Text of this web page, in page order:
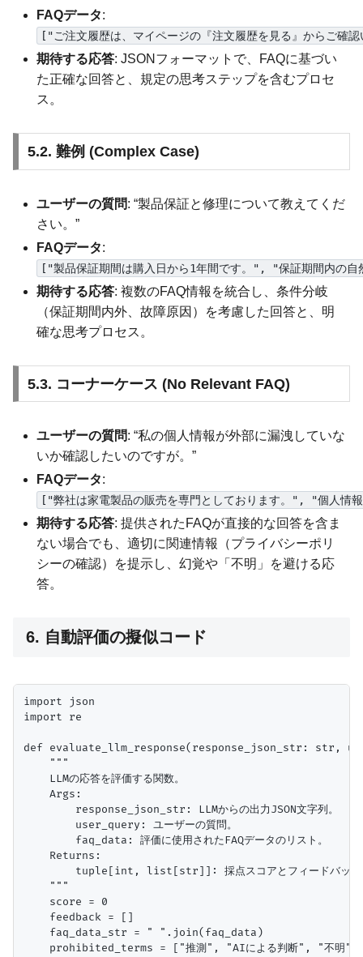
FAQデータ:
["ご注文履歴は、マイページの『注文履歴を見る』からご確
期待する応答: JSONフォーマットで、FAQに基づい
た正確な回答と、規定の思考ステップを含むプロセ
ス。
5.2. 難例 (Complex Case)
ユーザーの質問: “製品保証と修理について教えてくだ
さい。”
FAQデータ:
["製品保証期間は購入日から1年間です。", "保証期間内の
期待する応答: 複数のFAQ情報を統合し、条件分岐
（保証期間内外、故障原因）を考慮した回答と、明
確な思考プロセス。
5.3. コーナーケース (No Relevant FAQ)
ユーザーの質問: “私の個人情報が外部に漏洩していな
いか確認したいのですが。”
FAQデータ:
["弊社は家電製品の販売を専門としております。", "個人情
期待する応答: 提供されたFAQが直接的な回答を含ま
ない場合でも、適切に関連情報（プライバシーポリ
シーの確認）を提示し、幻覚や「不明」を避ける応
答。
6. 自動評価の擬似コード
import json
import re
def evaluate_llm_response(response_json_str:
    """
    LLMの応答を評価する関数。
    Args:
        response_json_str: LLMからの出力JSON文字列。
        user_query: ユーザーの質問。
        faq_data: 評価に使用されたFAQデータのリスト。
    Returns:
tuple[int, list[str]]: 採点スコアとフィードバック
    """
    score = 0
    feedback = []
    faq_data_str = " ".join(faq_data)
prohibited_terms = ["推測", "AIによる判断", "不明",